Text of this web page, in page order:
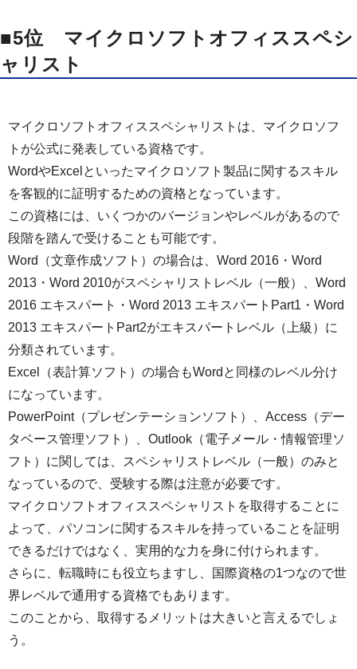
■5位 マイクロソフトオフィススペシ
ャリスト
マイクロソフトオフィススペシャリストは、マイクロソフ
トが公式に発表している資格です。
WordやExcelといったマイクロソフト製品に関するスキル
を客観的に証明するための資格となっています。
この資格には、いくつかのバージョンやレベルがあるので
段階を踏んで受けることも可能です。
Word（文章作成ソフト）の場合は、Word 2016・Word
2013・Word 2010がスペシャリストレベル（一般）、Word
2016 エキスパート・Word 2013 エキスパートPart1・Word
2013 エキスパートPart2がエキスパートレベル（上級）に
分類されています。
Excel（表計算ソフト）の場合もWordと同様のレベル分け
になっています。
PowerPoint（プレゼンテーションソフト）、Access（デー
タベース管理ソフト）、Outlook（電子メール・情報管理ソ
フト）に関しては、スペシャリストレベル（一般）のみと
なっているので、受験する際は注意が必要です。
マイクロソフトオフィススペシャリストを取得することに
よって、パソコンに関するスキルを持っていることを証明
できるだけではなく、実用的な力を身に付けられます。
さらに、転職時にも役立ちますし、国際資格の1つなので世
界レベルで通用する資格でもあります。
このことから、取得するメリットは大きいと言えるでしょ
う。